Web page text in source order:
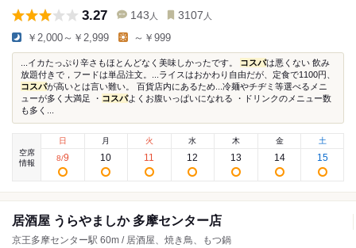
3.27 143 人 3107 人
￥2,000～￥2,999 ～￥999
...イカたっぷり辛さもほとんどなく美味しかったです。 コスパは悪くない 飲み
放題付きで，フードは単品注文。...ライスはおかわり自由だが、定食で1100円、
コスパが高いとは言い難い。 百貨店内にあるため...冷麺やチヂミ等選べるメニ
ューが多く大満足 ・ コスパよくお腹いっぱいになれる ・ドリンクのメニュー数
も多く...
空席
情報
日
8/9
月
10
火
11
水
12
木
13
金
14
土
15
居酒屋 うらやましか 多摩センター店
京王多摩センター駅 60m / 居酒屋、焼き鳥、もつ鍋